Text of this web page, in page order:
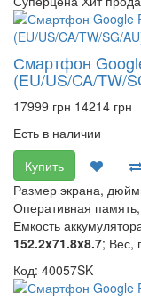
Смартфон
(EU/US/CA/TW/
17999 грн 14214 грн
Есть в наличии
Купить
Размер экрана,
Оперативная
Емкость
152.2x71.8x8.7; Вес,
Код: 40057SK